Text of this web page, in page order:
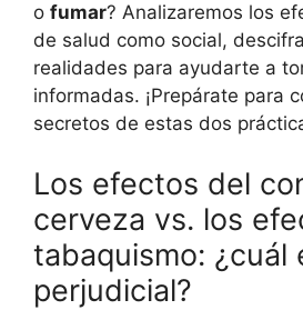
o fumar? Analizaremos los
de salud como social,
realidades para ayudarte a
informadas. ¡Prepárate para
secretos de estas dos
Los efectos del
cerveza vs. los
tabaquismo: ¿cuál
perjudicial?